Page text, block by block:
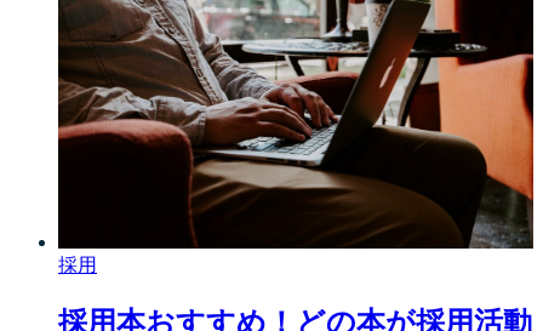
採用
採用本おすすめ！どの本が採用活動